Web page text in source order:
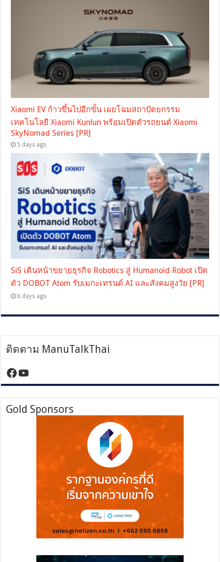
Xiaomi EV ก้าวขึ้นไปอีกขั้น เผยโฉมสถาปัตยกรรม
เทคโนโลยี Xiaomi Kunlun พร้อมเปิดตัวรถยนต์ Xiaomi
SkyNomad Series [PR]
5 days ago
SiS เดินหน้าขยายธุรกิจ Robotics สู่ Humanoid Robot เปิด
ตัว DOBOT Atom รับเมกะเทรนด์ AI และสังคมสูงวัย [PR]
6 days ago
ติดตาม ManuTalkThai
https://www.facebook.com/
YouTube
Gold Sponsors